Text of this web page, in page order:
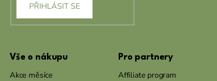
PŘIHLÁSIT SE
Vše o nákupu
Akce měsíce
Pro partnery
Affiliate program